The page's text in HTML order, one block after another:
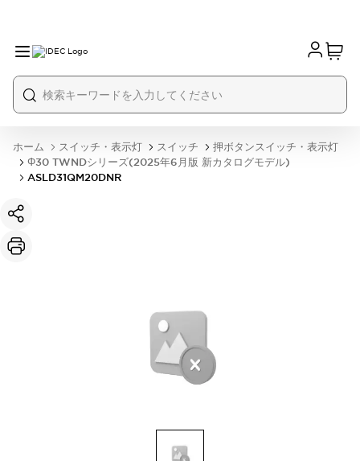
ホーム スイッチ・表示灯 スイッチ
押ボタンスイッチ・表示灯
Φ30 TWNDシリーズ(2025年6月版 新カタログモデル)
ASLD31QM20DNR